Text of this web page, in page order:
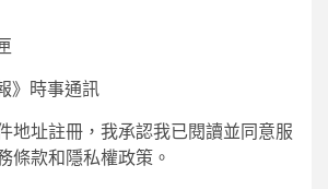
》時事通訊
地址註冊，我承認我已閱讀並同意服
條款和隱私權政策。